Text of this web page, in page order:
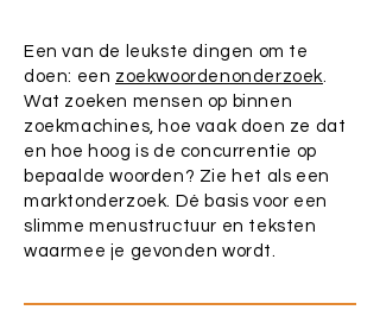
Een van de leukste dingen om te
doen: een zoekwoordenonderzoek.
Wat zoeken mensen op binnen
zoekmachines, hoe vaak doen ze dat
en hoe hoog is de concurrentie op
bepaalde woorden? Zie het als een
marktonderzoek. Dé basis voor een
slimme menustructuur en teksten
waarmee je gevonden wordt.